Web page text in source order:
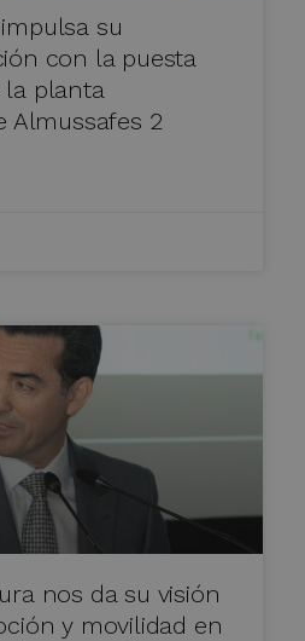
su
con la puesta
la planta
Almussafes 2
nos da su visión
y movilidad en